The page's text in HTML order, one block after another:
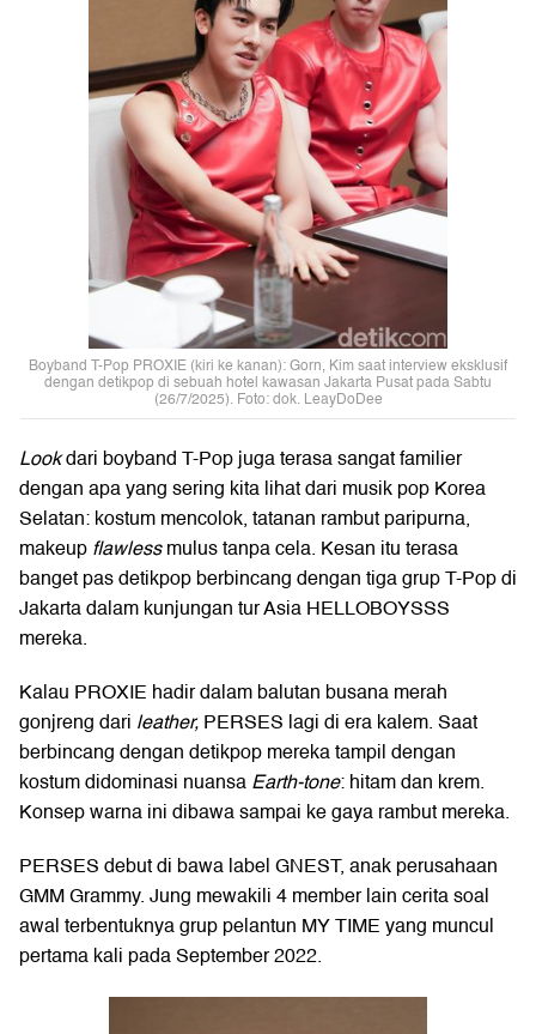
Boyband T-Pop PROXIE (kiri ke kanan): Gorn, Kim saat interview eksklusif
dengan detikpop di sebuah hotel kawasan Jakarta Pusat pada Sabtu
(26/7/2025). Foto: dok. LeayDoDee
Lookdari boyband T-Pop juga terasa sangat familier
dengan apa yang sering kita lihat dari musik pop Korea
Selatan: kostum mencolok, tatanan rambut paripurna,
makeupflawlessmulus tanpa cela. Kesan itu terasa
banget pas detikpop berbincang dengan tiga grup T-Pop di
Jakarta dalam kunjungan tur Asia HELLOBOYSSS
mereka.
Kalau PROXIE hadir dalam balutan busana merah
gonjreng dari leather,PERSES lagi di era kalem. Saat
berbincang dengan detikpop mereka tampil dengan
kostum didominasi nuansaEarth-tone: hitam dan krem.
Konsep warna ini dibawa sampai ke gaya rambut mereka.
PERSES debut di bawa label GNEST, anak perusahaan
GMM Grammy. Jung mewakili 4 member lain cerita soal
awal terbentuknya grup pelantun MY TIME yang muncul
pertama kali pada September 2022.